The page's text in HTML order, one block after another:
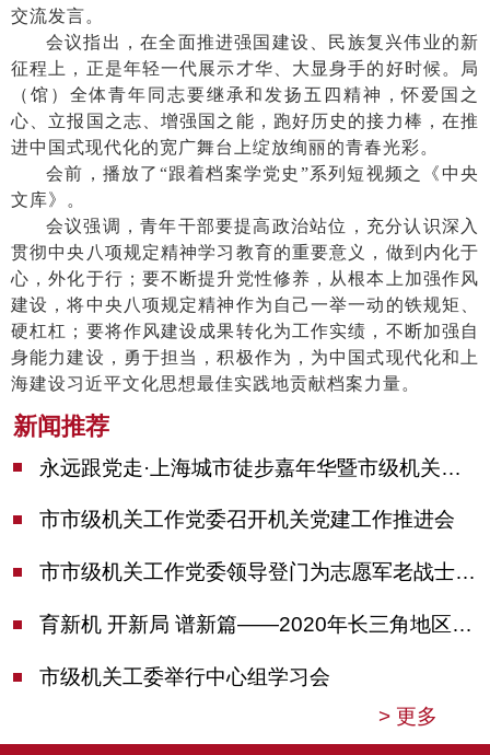
交流发言。
会议指出，在全面推进强国建设、民族复兴伟业的新
征程上，正是年轻一代展示才华、大显身手的好时候。局
（馆）全体青年同志要继承和发扬五四精神，怀爱国之
心、立报国之志、增强国之能，跑好历史的接力棒，在推
进中国式现代化的宽广舞台上绽放绚丽的青春光彩。
会前，播放了 “跟着档案学党史”系列短视频之《中央
文库》。
会议强调，青年干部要提高政治站位，充分认识深入
贯彻中央八项规定精神学习教育的重要意义，做到内化于
心，外化于行；要不断提升党性修养，从根本上加强作风
建设，将中央八项规定精神作为自己一举一动的铁规矩、
硬杠杠；要将作风建设成果转化为工作实绩，不断加强自
身能力建设，勇于担当，积极作为，为中国式现代化和上
海建设习近平文化思想最佳实践地贡献档案力量。
新闻推荐
永远跟党走·上海城市徒步嘉年华暨市级机关运动会开幕
市市级机关工作党委召开机关党建工作推进会
市市级机关工作党委领导登门为志愿军老战士佩戴纪念章
育新机 开新局 谱新篇——2020年长三角地区机关党建工作研讨会在南京召开
市级机关工委举行中心组学习会
> 更多